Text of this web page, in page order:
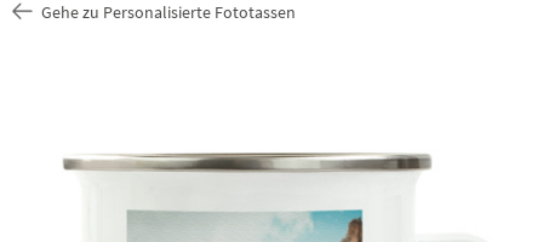
Gehe zu Personalisierte Fototassen